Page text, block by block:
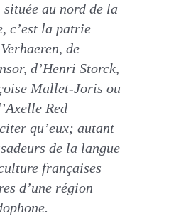
située au nord de la
c’est la patrie
de
d’Henri Storck,
Mallet-Joris ou
Red
qu’eux; autant
de la langue
françaises
d’une région